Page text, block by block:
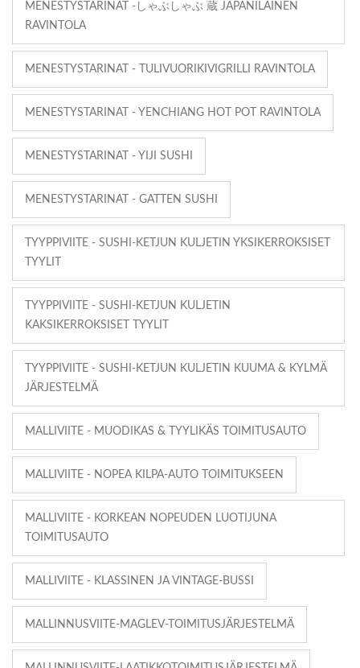
MENESTYSTARINAT -しゃぶしゃぶ 蔵 JAPANILAINEN
RAVINTOLA
MENESTYSTARINAT - TULIVUORIKIVIGRILLI RAVINTOLA
MENESTYSTARINAT - YENCHIANG HOT POT RAVINTOLA
MENESTYSTARINAT - YIJI SUSHI
MENESTYSTARINAT - GATTEN SUSHI
TYYPPIVIITE - SUSHI-KETJUN KULJETIN YKSIKERROKSISET
TYYLIT
TYYPPIVIITE - SUSHI-KETJUN KULJETIN
KAKSIKERROKSISET TYYLIT
TYYPPIVIITE - SUSHI-KETJUN KULJETIN KUUMA & KYLMÄ
JÄRJESTELMÄ
MALLIVIITE - MUODIKAS & TYYLIKÄS TOIMITUSAUTO
MALLIVIITE - NOPEA KILPA-AUTO TOIMITUKSEEN
MALLIVIITE - KORKEAN NOPEUDEN LUOTIJUNA
TOIMITUSAUTO
MALLIVIITE - KLASSINEN JA VINTAGE-BUSSI
MALLINNUSVIITE-MAGLEV-TOIMITUSJÄRJESTELMÄ